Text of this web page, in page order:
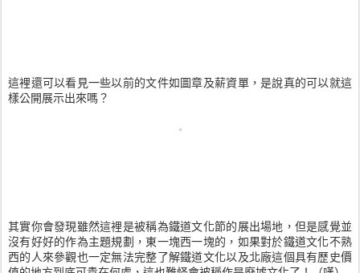
這裡還可以看見一些以前的文件如圖章及薪資單，是說真的可以就這
樣公開展示出來嗎？
其實你會發現雖然這裡是被稱為鐵道文化節的展出場地，但是感覺並
沒有好好的作為主題規劃，東一塊西一塊的，如果對於鐵道文化不熟
西的人來參觀也一定無法完整了解鐵道文化以及北廠這個具有歷史價